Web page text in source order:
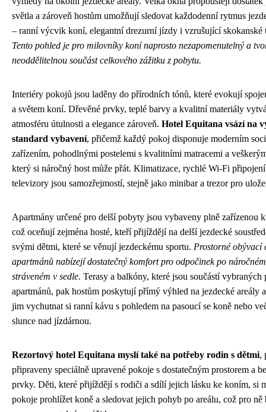
světla a zároveň hostům umožňují sledovat každodenní rytmus
– ranní výcvik koní, elegantní drezurní jízdy i vzrušující skokanské
Tento pohled je pro milovníky koní naprosto nezapomenutelný a
neoddělitelnou součást celkového zážitku z pobytu.
Interiéry pokojů jsou laděny do přírodních tónů, které evokují
a světem koní. Dřevěné prvky, teplé barvy a kvalitní materiály
atmosféru útulnosti a elegance zároveň. Hotel Equitana vsází na
standard vybavení, přičemž každý pokoj disponuje moderním
zařízením, pohodlnými postelemi s kvalitními matracemi a
který si náročný host může přát. Klimatizace, rychlé Wi-Fi
televizory jsou samozřejmostí, stejně jako minibar a trezor pro
Apartmány určené pro delší pobyty jsou vybaveny plně zařízenou
což oceňují zejména hosté, kteří přijíždějí na delší jezdecké
svými dětmi, které se věnují jezdeckému sportu. Prostorné obývací
apartmánů nabízejí dostatečný komfort pro odpočinek po
stráveném v sedle. Terasy a balkóny, které jsou součástí vybraných
apartmánů, pak hostům poskytují přímý výhled na jezdecké areály
jim vychutnat si ranní kávu s pohledem na pasoucí se koně nebo
slunce nad jízdárnou.
Rezortový hotel Equitana myslí také na potřeby rodin s dětmi,
připraveny speciálně upravené pokoje s dostatečným prostorem a
prvky. Děti, které přijíždějí s rodiči a sdílí jejich lásku ke koním, si
pokoje prohlížet koně a sledovat jejich pohyb po areálu, což pro ně